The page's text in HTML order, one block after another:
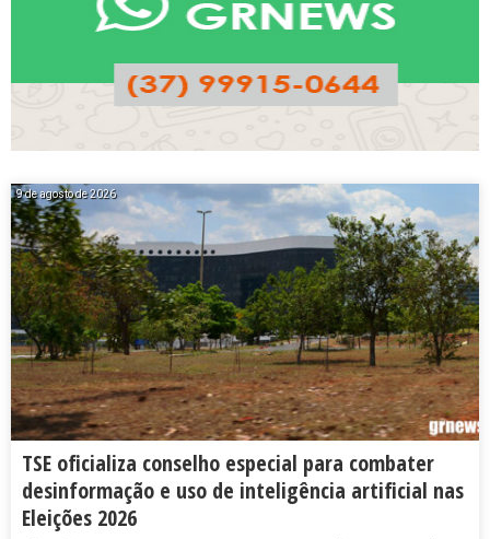
9 de agosto de 2026
TSE oficializa conselho especial para combater
desinformação e uso de inteligência artificial nas
Eleições 2026